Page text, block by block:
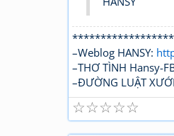
–Weblog HANSY:
–THƠ TÌNH Hansy-
–ĐƯỜNG LUẬT
☆
☆
☆
☆
☆